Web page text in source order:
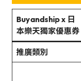
Buyandship x 日
本樂天獨家優惠券
推廣類別